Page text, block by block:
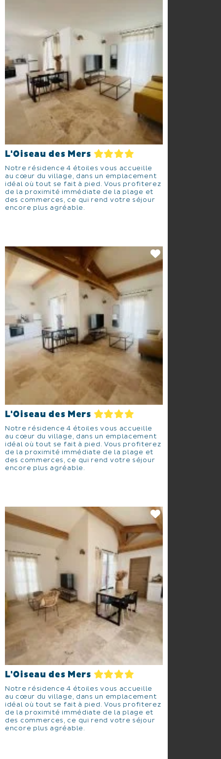
L'Oiseau des Mers
Notre résidence 4 étoiles vous accueille
au cœur du village, dans un emplacement
idéal où tout se fait à pied. Vous profiterez
de la proximité immédiate de la plage et
des commerces, ce qui rend votre séjour
encore plus agréable.
L'Oiseau des Mers
Notre résidence 4 étoiles vous accueille
au cœur du village, dans un emplacement
idéal où tout se fait à pied. Vous profiterez
de la proximité immédiate de la plage et
des commerces, ce qui rend votre séjour
encore plus agréable.
L'Oiseau des Mers
Notre résidence 4 étoiles vous accueille
au cœur du village, dans un emplacement
idéal où tout se fait à pied. Vous profiterez
de la proximité immédiate de la plage et
des commerces, ce qui rend votre séjour
encore plus agréable.